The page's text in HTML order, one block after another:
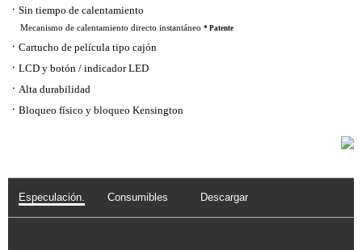
ㆍ Sin tiempo de calentamiento
Mecanismo de calentamiento directo instantáneo * Patente
ㆍ Cartucho de película tipo cajón
ㆍ LCD y botón / indicador LED
ㆍ Alta durabilidad
ㆍ Bloqueo físico y bloqueo Kensington
Especulación. Consumibles Descargar